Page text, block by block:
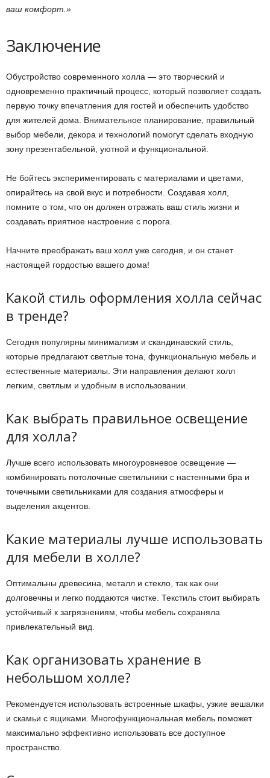
ваш комфорт.»
Заключение
Обустройство современного холла — это творческий и
одновременно практичный процесс, который позволяет создать
первую точку впечатления для гостей и обеспечить удобство
для жителей дома. Внимательное планирование, правильный
выбор мебели, декора и технологий помогут сделать входную
зону презентабельной, уютной и функциональной.
Не бойтесь экспериментировать с материалами и цветами,
опирайтесь на свой вкус и потребности. Создавая холл,
помните о том, что он должен отражать ваш стиль жизни и
создавать приятное настроение с порога.
Начните преображать ваш холл уже сегодня, и он станет
настоящей гордостью вашего дома!
Какой стиль оформления холла сейчас
в тренде?
Сегодня популярны минимализм и скандинавский стиль,
которые предлагают светлые тона, функциональную мебель и
естественные материалы. Эти направления делают холл
легким, светлым и удобным в использовании.
Как выбрать правильное освещение
для холла?
Лучше всего использовать многоуровневое освещение —
комбинировать потолочные светильники с настенными бра и
точечными светильниками для создания атмосферы и
выделения акцентов.
Какие материалы лучше использовать
для мебели в холле?
Оптимальны древесина, металл и стекло, так как они
долговечны и легко поддаются чистке. Текстиль стоит выбирать
устойчивый к загрязнениям, чтобы мебель сохраняла
привлекательный вид.
Как организовать хранение в
небольшом холле?
Рекомендуется использовать встроенные шкафы, узкие вешалки
и скамьи с ящиками. Многофункциональная мебель поможет
максимально эффективно использовать все доступное
пространство.